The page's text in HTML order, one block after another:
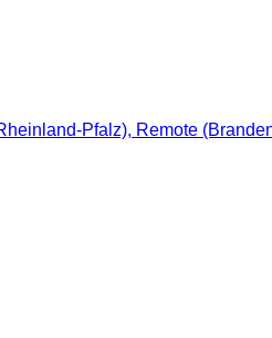
Pfalz), Remote